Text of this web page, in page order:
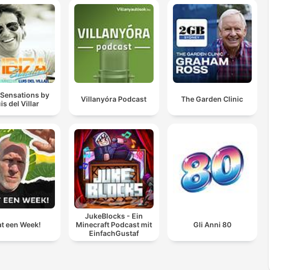
by
del Villar
Villanyóra Podcast The Garden Clinic
een Week!
JukeBlocks - Ein
Minecraft Podcast mit
EinfachGustaf
Gli Anni 80